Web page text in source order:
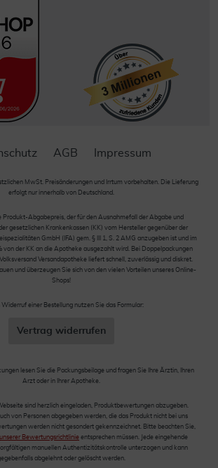
AGB Impressum
MwSt. Preisänderungen und Irrtum vorbehalten. Die Lieferung
erfolgt nur innerhalb von Deutschland.
Produkt-Abgabepreis, der für den Ausnahmefall der Abgabe und
gesetzlichen Krankenkassen (KK) vom Hersteller gegenüber der
GmbH (IFA) gem. § III 1, S. 2 AMG anzugeben ist und im
von der KK an die Apotheke ausgezahlt wird. Bei Doppelpackungen
Versandapotheke liefert schnell, zuverlässig und diskret.
und überzeugen Sie sich von den vielen Vorteilen unseres Online-
Shops!
Widerruf einer Bestellung nutzen Sie das Formular:
Vertrag widerrufen
lesen Sie die Packungsbeilage und fragen Sie Ihre Ärztin, Ihren
Arzt oder in Ihrer Apotheke.
sind herzlich eingeladen, Produktbewertungen abzugeben.
von Personen abgegeben werden, die das Produkt nicht bei uns
werden nicht gesondert gekennzeichnet. Bitte beachten Sie,
unserer Bewertungsrichtlinie entsprechen müssen. Jede eingehende
manuellen Authentizitätskontrolle unterzogen und kann
abgelehnt oder gelöscht werden.